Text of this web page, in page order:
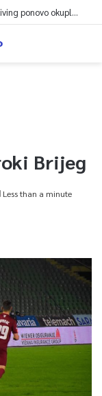
Sarajevo u znaku spektakla: Bentbaša Cliff Diving ponovo okuplja najbolje skakače i vrhunsku zabavu
Brijeg
Less than a minute